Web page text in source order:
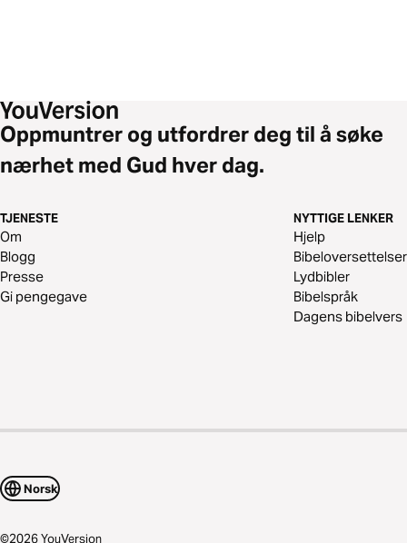
Oppmuntrer og utfordrer deg til å søke
nærhet med Gud hver dag.
TJENESTE
Om
Blogg
Presse
Gi pengegave
NYTTIGE LENKER
Hjelp
Bibeloversettelser
Lydbibler
Bibelspråk
Dagens bibelvers
Norsk
©2026YouVersion